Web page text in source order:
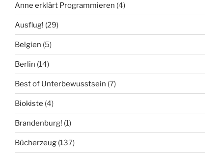
Anne erklärt Programmieren (4)
Ausflug! (29)
Belgien (5)
Berlin (14)
Best of Unterbewusstsein (7)
Biokiste (4)
Brandenburg! (1)
Bücherzeug (137)